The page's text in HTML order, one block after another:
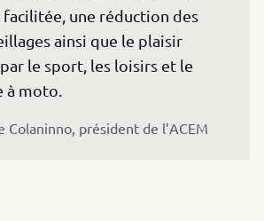
une réduction des
ainsi que le plaisir
le sport, les loisirs et le
à moto.
président de l’ACEM